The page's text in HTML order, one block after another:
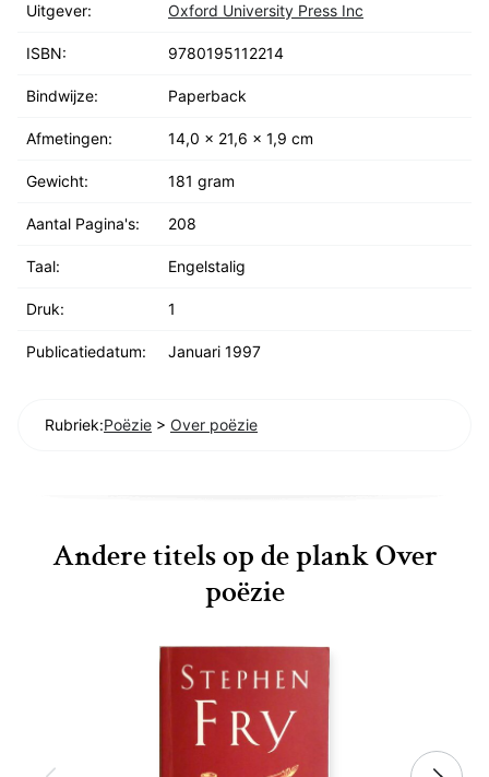
Uitgever: Oxford University Press Inc
ISBN: 9780195112214
Bindwijze: Paperback
Afmetingen: 14,0 x 21,6 x 1,9 cm
Gewicht: 181 gram
Aantal Pagina's: 208
Taal: Engelstalig
Druk: 1
Publicatiedatum: Januari 1997
Rubriek:Poëzie > Over poëzie
Andere titels op de plank Over
poëzie